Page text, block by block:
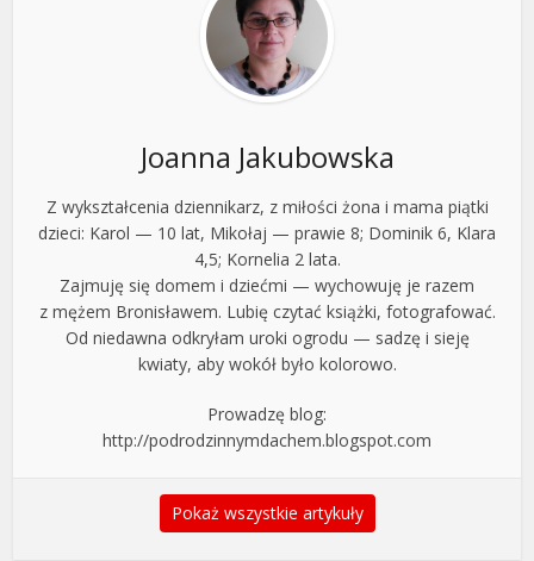
Joanna Jakubowska
Z wykształcenia dziennikarz, z miłości żona i mama piątki
dzieci: Karol — 10 lat, Mikołaj — prawie 8; Dominik 6, Klara
4,5; Kornelia 2 lata.
Zajmuję się domem i dziećmi — wychowuję je razem
z mężem Bronisławem. Lubię czytać książki, fotografować.
Od niedawna odkryłam uroki ogrodu — sadzę i sieję
kwiaty, aby wokół było kolorowo.
Prowadzę blog:
http://podrodzinnymdachem.blogspot.com
Pokaż wszystkie artykuły